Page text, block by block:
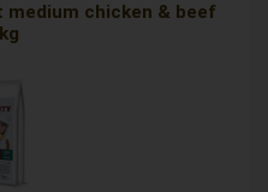
medium chicken & beef